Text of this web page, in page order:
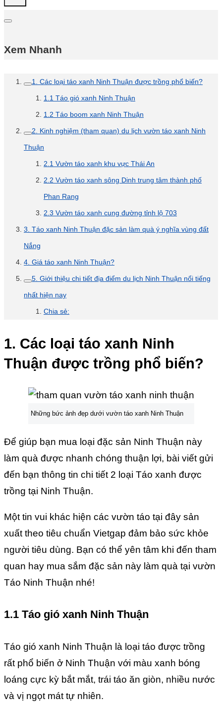
Xem Nhanh
1. Các loại táo xanh Ninh Thuận được trồng phổ biến?
1.1 Táo gió xanh Ninh Thuận
1.2 Táo boom xanh Ninh Thuận
2. Kinh nghiệm (tham quan) du lịch vườn táo xanh Ninh
Thuận
2.1 Vườn táo xanh khu vực Thái An
2.2 Vườn táo xanh sông Dinh trung tâm thành phố
Phan Rang
2.3 Vườn táo xanh cung đường tỉnh lộ 703
3. Táo xanh Ninh Thuận đặc sản làm quà ý nghĩa vùng đất
Nắng
4. Giá táo xanh Ninh Thuận?
5. Giới thiệu chi tiết địa điểm du lịch Ninh Thuận nổi tiếng
nhất hiện nay
Chia sẻ:
1. Các loại táo xanh Ninh
Thuận được trồng phổ biến?
Những bức ảnh đẹp dưới vườn táo xanh Ninh Thuận
Để giúp bạn mua loại đặc sản Ninh Thuận này
làm quà được nhanh chóng thuận lợi, bài viết gửi
đến bạn thông tin chi tiết 2 loại Táo xanh được
trồng tại Ninh Thuận.
Một tin vui khác hiện các vườn táo tại đây sản
xuất theo tiêu chuẩn Vietgap đảm bảo sức khỏe
người tiêu dùng. Bạn có thể yên tâm khi đến tham
quan hay mua sắm đặc sản này làm quà tại vườn
Táo Ninh Thuận nhé!
1.1 Táo gió xanh Ninh Thuận
Táo gió xanh Ninh Thuận là loại táo được trồng
rất phổ biến ở Ninh Thuận với màu xanh bóng
loáng cực kỳ bắt mắt, trái táo ăn giòn, nhiều nước
và vị ngọt mát tự nhiên.